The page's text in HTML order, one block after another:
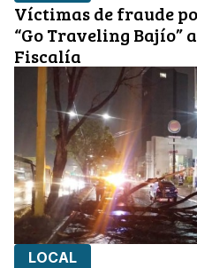
Víctimas de fraude
“Go Traveling Bajío”
Fiscalía
LOCAL